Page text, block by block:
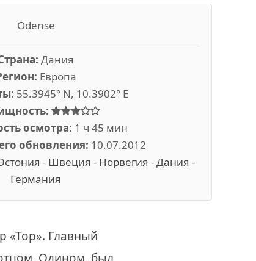
Odense
Дания
Европа
55.3945° N, 10.3902° E
осмотра: 1 ч 45 мин
обновления: 10.07.2012
- Швеция - Норвегия - Дания -
Германия
«Тор». Главный